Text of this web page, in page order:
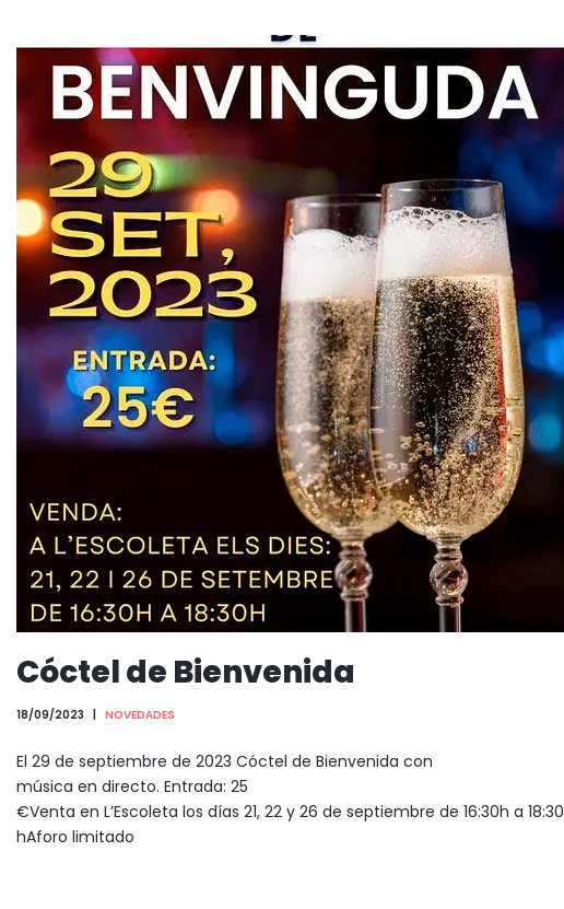
Cóctel de Bienvenida
18/09/2023 NOVEDADES
El 29 de septiembre de 2023 Cóctel de Bienvenida con
música en directo. Entrada: 25
€Venta en L’Escoleta los días 21, 22 y 26 de septiembre de 16:30h a 18:30
hAforo limitado